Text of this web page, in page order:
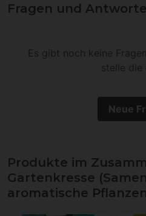
Fragen und
Es gibt noch keine
stelle die
Neue
Produkte im
Gartenkresse
aromatische